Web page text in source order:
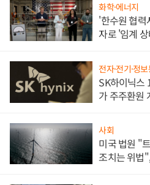
화학·에너지
'한수원 협력
자로 '임계
전자·전기·정
SK하이닉스
가 주주환원
사회
미국 법원 "
조치는 위법